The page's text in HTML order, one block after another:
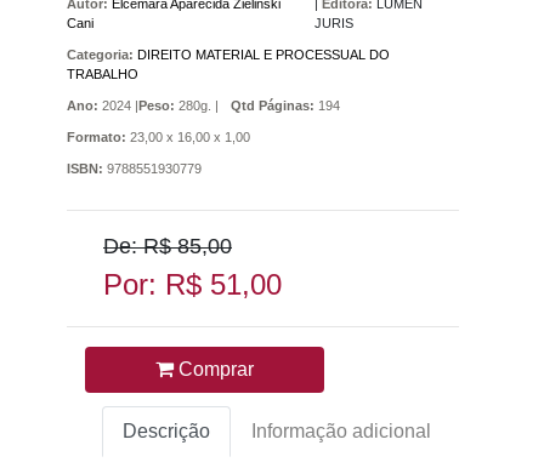
Autor: Elcemara Aparecida Zielinski
Cani
Editora: LUMEN
JURIS
Categoria: DIREITO MATERIAL E PROCESSUAL DO
TRABALHO
Ano: 2024 | Peso: 280g. | Qtd Páginas: 194
Formato: 23,00 x 16,00 x 1,00
ISBN: 9788551930779
De: R$ 85,00
Por: R$ 51,00
Comprar
Descrição Informação adicional